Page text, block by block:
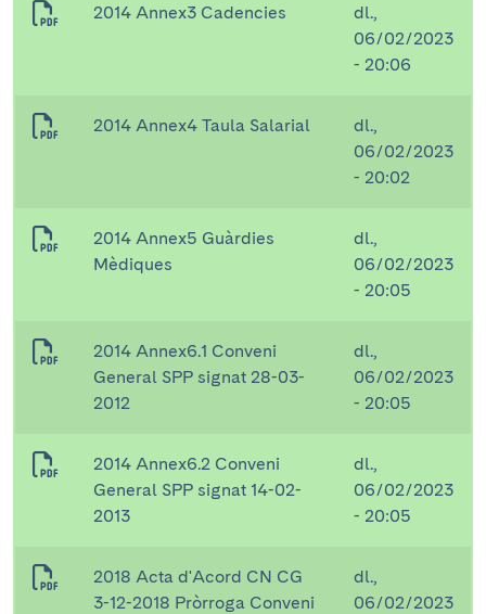
2014 Annex3 Cadencies
dl.,
06/02/2023
- 20:06
2014 Annex4 Taula Salarial
dl.,
06/02/2023
- 20:02
2014 Annex5 Guàrdies
Mèdiques
dl.,
06/02/2023
- 20:05
2014 Annex6.1 Conveni
General SPP signat 28-03-
2012
dl.,
06/02/2023
- 20:05
2014 Annex6.2 Conveni
General SPP signat 14-02-
2013
dl.,
06/02/2023
- 20:05
2018 Acta d'Acord CN CG
3-12-2018 Pròrroga Conveni
dl.,
06/02/2023